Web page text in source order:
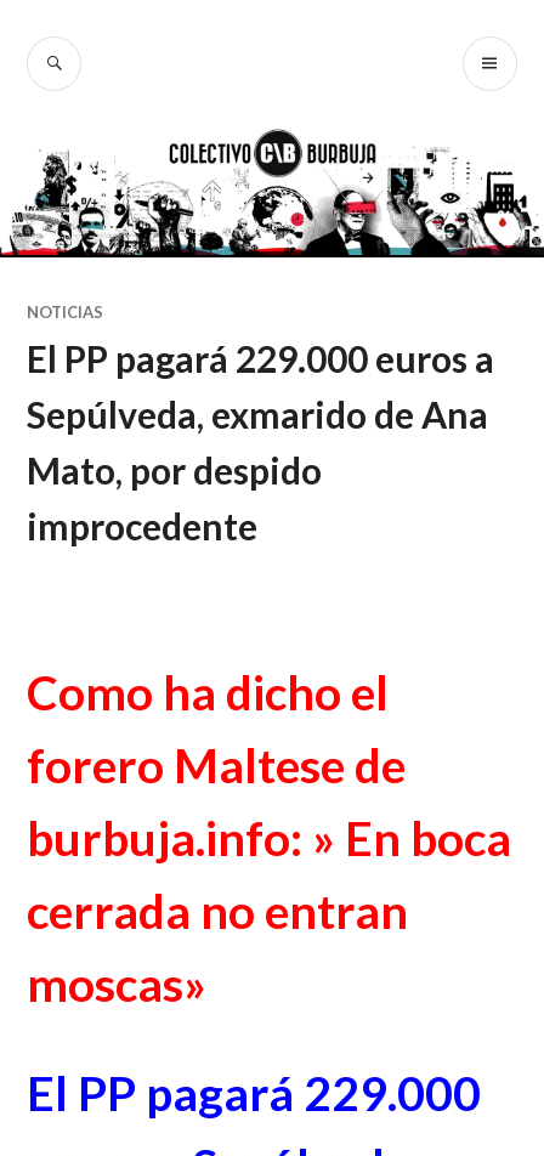
contenido
BUSCAR
NOTICIAS
El PP pagará 229.000 euros a
Sepúlveda, exmarido de Ana
Mato, por despido
improcedente
Como ha dicho el
forero Maltese de
burbuja.info: » En boca
cerrada no entran
moscas»
El PP pagará 229.000